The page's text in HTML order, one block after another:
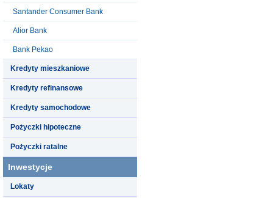
Santander Consumer Bank
Alior Bank
Bank Pekao
Kredyty mieszkaniowe
Kredyty refinansowe
Kredyty samochodowe
Pożyczki hipoteczne
Pożyczki ratalne
Inwestycje
Lokaty